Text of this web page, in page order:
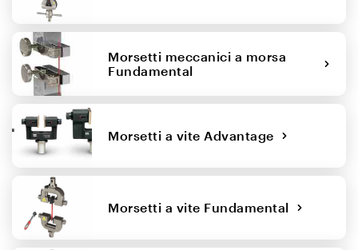
Morsetti meccanici a morsa
Fundamental
Morsetti a vite Advantage
Morsetti a vite Fundamental